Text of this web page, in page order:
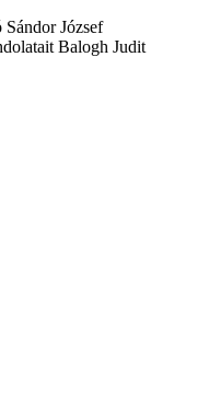
József
Balogh Judit